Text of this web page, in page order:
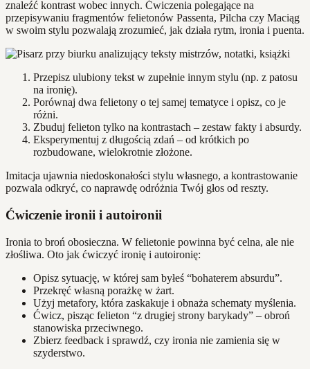
znaleźć kontrast wobec innych. Ćwiczenia polegające na
przepisywaniu fragmentów felietonów Passenta, Pilcha czy Maciąg
w swoim stylu pozwalają zrozumieć, jak działa rytm, ironia i puenta.
Przepisz ulubiony tekst w zupełnie innym stylu (np. z patosu
na ironię).
Porównaj dwa felietony o tej samej tematyce i opisz, co je
różni.
Zbuduj felieton tylko na kontrastach – zestaw fakty i absurdy.
Eksperymentuj z długością zdań – od krótkich po
rozbudowane, wielokrotnie złożone.
Imitacja ujawnia niedoskonałości stylu własnego, a kontrastowanie
pozwala odkryć, co naprawdę odróżnia Twój głos od reszty.
Ćwiczenie ironii i autoironii
Ironia to broń obosieczna. W felietonie powinna być celna, ale nie
złośliwa. Oto jak ćwiczyć ironię i autoironię:
Opisz sytuację, w której sam byłeś “bohaterem absurdu”.
Przekręć własną porażkę w żart.
Użyj metafory, która zaskakuje i obnaża schematy myślenia.
Ćwicz, pisząc felieton “z drugiej strony barykady” – obroń
stanowiska przeciwnego.
Zbierz feedback i sprawdź, czy ironia nie zamienia się w
szyderstwo.